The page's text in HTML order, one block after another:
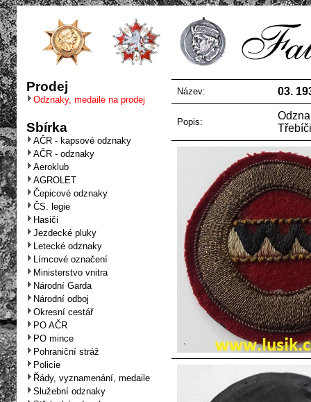
Prodej
Odznaky, medaile na prodej
Sbírka
AČR - kapsové odznaky
AČR - odznaky
Aeroklub
AGROLET
Čepicové odznaky
ČS. legie
Hasiči
Jezdecké pluky
Letecké odznaky
Límcové označení
Ministerstvo vnitra
Národní Garda
Národní odboj
Okresní cestář
PO AČR
PO mince
Pohraniční stráž
Policie
Řády, vyznamenání, medaile
Služební odznaky
Název: 03.
Popis: